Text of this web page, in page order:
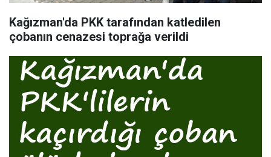
Kağızman'da PKK tarafından katledilen
çobanın cenazesi toprağa verildi